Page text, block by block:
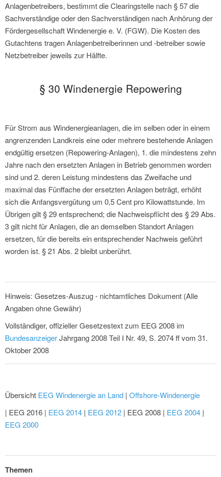
Anlagenbetreibers, bestimmt die Clearingstelle nach § 57 die
Sachverständige oder den Sachverständigen nach Anhörung der
Fördergesellschaft Windenergie e. V. (FGW). Die Kosten des
Gutachtens tragen Anlagenbetreiberinnen und -betreiber sowie
Netzbetreiber jeweils zur Hälfte.
§ 30 Windenergie Repowering
Für Strom aus Windenergieanlagen, die im selben oder in einem
angrenzenden Landkreis eine oder mehrere bestehende Anlagen
endgültig ersetzen (Repowering-Anlagen), 1. die mindestens zehn
Jahre nach den ersetzten Anlagen in Betrieb genommen worden
sind und 2. deren Leistung mindestens das Zweifache und
maximal das Fünffache der ersetzten Anlagen beträgt, erhöht
sich die Anfangsvergütung um 0,5 Cent pro Kilowattstunde. Im
Übrigen gilt § 29 entsprechend; die Nachweispflicht des § 29 Abs.
3 gilt nicht für Anlagen, die an demselben Standort Anlagen
ersetzen, für die bereits ein entsprechender Nachweis geführt
worden ist. § 21 Abs. 2 bleibt unberührt.
Hinweis: Gesetzes-Auszug - nichtamtliches Dokument (Alle
Angaben ohne Gewähr)
Vollständiger, offizieller Gesetzestext zum EEG 2008 im
BundesanzeigerJahrgang 2008 Teil I Nr. 49, S. 2074 ff vom 31.
Oktober 2008
Übersicht EEG Windenergie an Land | Offshore-Windenergie
| EEG 2016 | EEG 2014 | EEG 2012 | EEG 2008 | EEG 2004 |
EEG 2000
Themen